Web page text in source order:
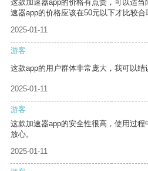
这款加速器app的价格有点贵，可以适
速器app的价格应该在50元以下才比较合
2025-01-11
游客
这款app的用户群体非常庞大，我可以结
2025-01-11
游客
这款加速器app的安全性很高，使用过
放心。
2025-01-11